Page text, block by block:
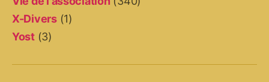
X-Divers(1)
Yost(3)